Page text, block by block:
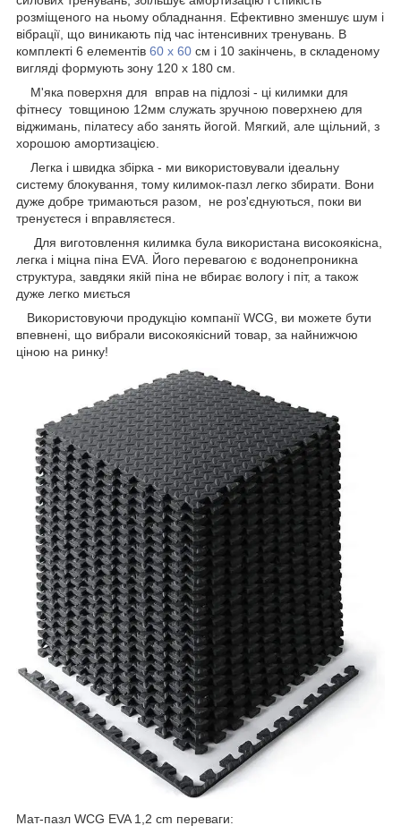
розміщеного на ньому обладнання. Ефективно зменшує шум і
вібрації, що виникають під час інтенсивних тренувань. В
комплекті 6 елементів 60 х 60 см і 10 закінчень, в складеному
вигляді формують зону 120 х 180 см.
М'яка поверхня для вправ на підлозі - ці килимки для
фітнесу товщиною 12мм служать зручною поверхнею для
віджимань, пілатесу або занять йогой. Мягкий, але щільний, з
хорошою амортизацією.
Легка і швидка збірка - ми використовували ідеальну
систему блокування, тому килимок-пазл легко збирати. Вони
дуже добре тримаються разом, не роз'єднуються, поки ви
тренуєтеся і вправляєтеся.
Для виготовлення килимка була використана високоякісна,
легка і міцна піна EVA. Його перевагою є водонепроникна
структура, завдяки якій піна не вбирає вологу і піт, а також
дуже легко миється
Використовуючи продукцію компанії WCG, ви можете бути
впевнені, що вибрали високоякісний товар, за найнижчою
ціною на ринку!
Мат-пазл WCG EVA 1,2 cm переваги: